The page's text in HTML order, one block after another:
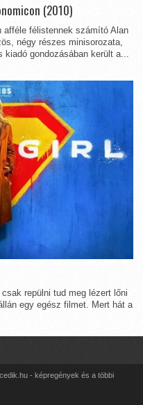
(2010)
afféle félistennek számító Alan
négy részes minisorozata,
gondozásában került a...
repülni tud meg lézert lőni
egy egész filmet. Mert hát a
- képregények és a többi